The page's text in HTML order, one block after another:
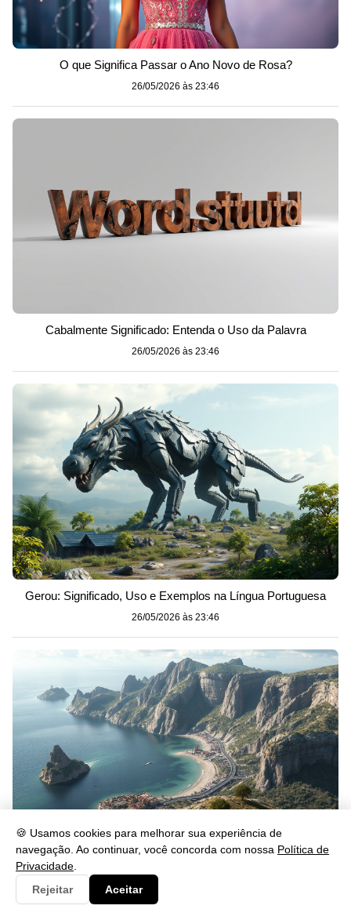
🍪 Usamos cookies para melhorar sua experiência de
navegação. Ao continuar, você concorda com nossa Política de
Privacidade
Rejeitar
Aceitar
O que Significa Passar o Ano Novo de Rosa?
26/05/2026 às 23:46
Cabalmente Significado: Entenda o Uso da Palavra
26/05/2026 às 23:46
Gerou: Significado, Uso e Exemplos na Língua Portuguesa
26/05/2026 às 23:46
Se lascar: significado, uso e exemplos na prática